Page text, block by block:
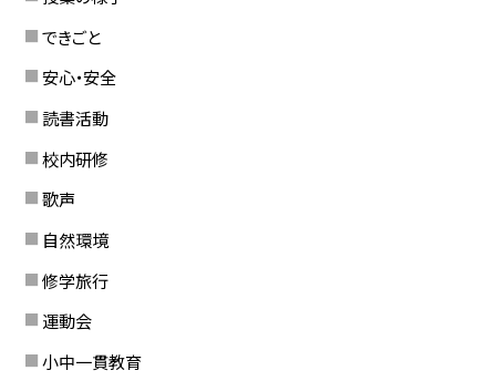
できごと
安心・安全
読書活動
校内研修
歌声
自然環境
修学旅行
運動会
小中一貫教育